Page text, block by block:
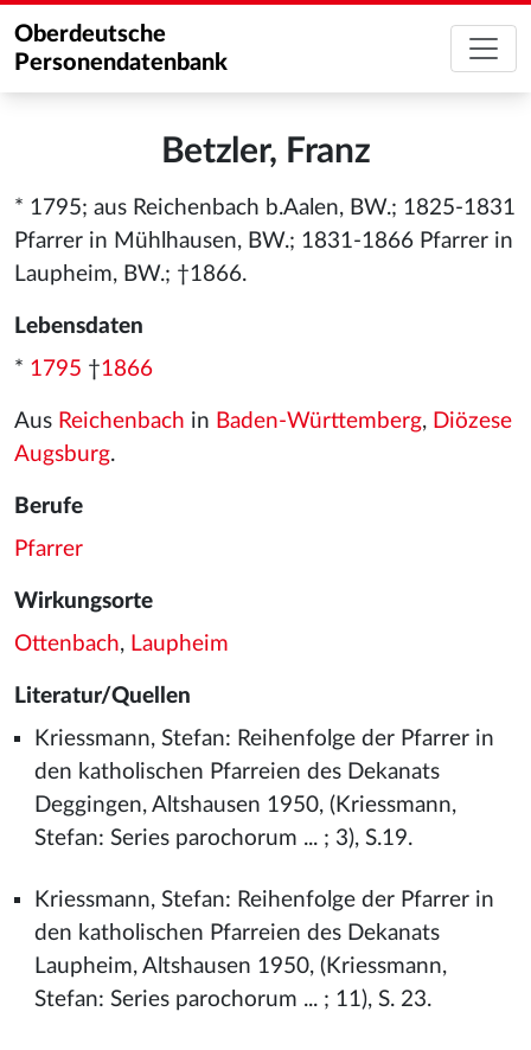
Oberdeutsche
Personendatenbank
Betzler, Franz
* 1795; aus Reichenbach b.Aalen, BW.; 1825-1831
Pfarrer in Mühlhausen, BW.; 1831-1866 Pfarrer in
Laupheim, BW.; †1866.
Lebensdaten
* 1795 †1866
Aus Reichenbach in Baden-Württemberg, Diözese
Augsburg.
Berufe
Pfarrer
Wirkungsorte
Ottenbach, Laupheim
Literatur/Quellen
Kriessmann, Stefan: Reihenfolge der Pfarrer in
den katholischen Pfarreien des Dekanats
Deggingen, Altshausen 1950, (Kriessmann,
Stefan: Series parochorum ... ; 3), S.19.
Kriessmann, Stefan: Reihenfolge der Pfarrer in
den katholischen Pfarreien des Dekanats
Laupheim, Altshausen 1950, (Kriessmann,
Stefan: Series parochorum ... ; 11), S. 23.